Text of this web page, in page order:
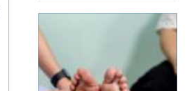
skonsamt för kroppen. ...